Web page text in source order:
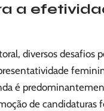
a
diversos desafios
é
de candidaturas